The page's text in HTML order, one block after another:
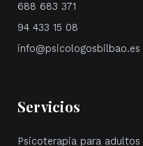
688 683 371
94 433 15 08
info@psicologosbilbao.es
Servicios
Psicoterapia para adultos